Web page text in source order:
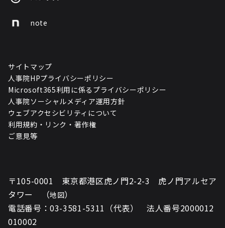
note
サイトマップ
人事院HPプライバシーポリシー
Microsoft365利用に係るプライバシーポリシー
人事院ソーシャルメディア運用方針
ウェブアクセシビリティについて
利用規約・リンク・著作権
ご意見等
〒105-0001 東京都港区虎ノ門2-2-3 虎ノ門アルセア
タワー （地図）
電話番号：03-3581-5311（代表） 法人番号2000012
010002